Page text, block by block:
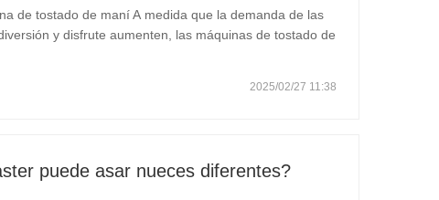
de tostado de maní A medida que la demanda de las
y disfrute aumenten, las máquinas de tostado de
áreas…
2025/02/27 11:38
puede asar nueces diferentes?